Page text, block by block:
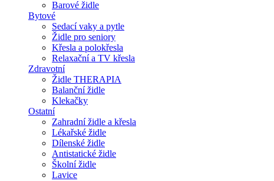
Barové židle
Bytové
Sedací vaky a pytle
Židle pro seniory
Křesla a polokřesla
Relaxační a TV křesla
Zdravotní
Židle THERAPIA
Balanční židle
Klekačky
Ostatní
Zahradní židle a křesla
Lékařské židle
Dílenské židle
Antistatické židle
Školní židle
Lavice